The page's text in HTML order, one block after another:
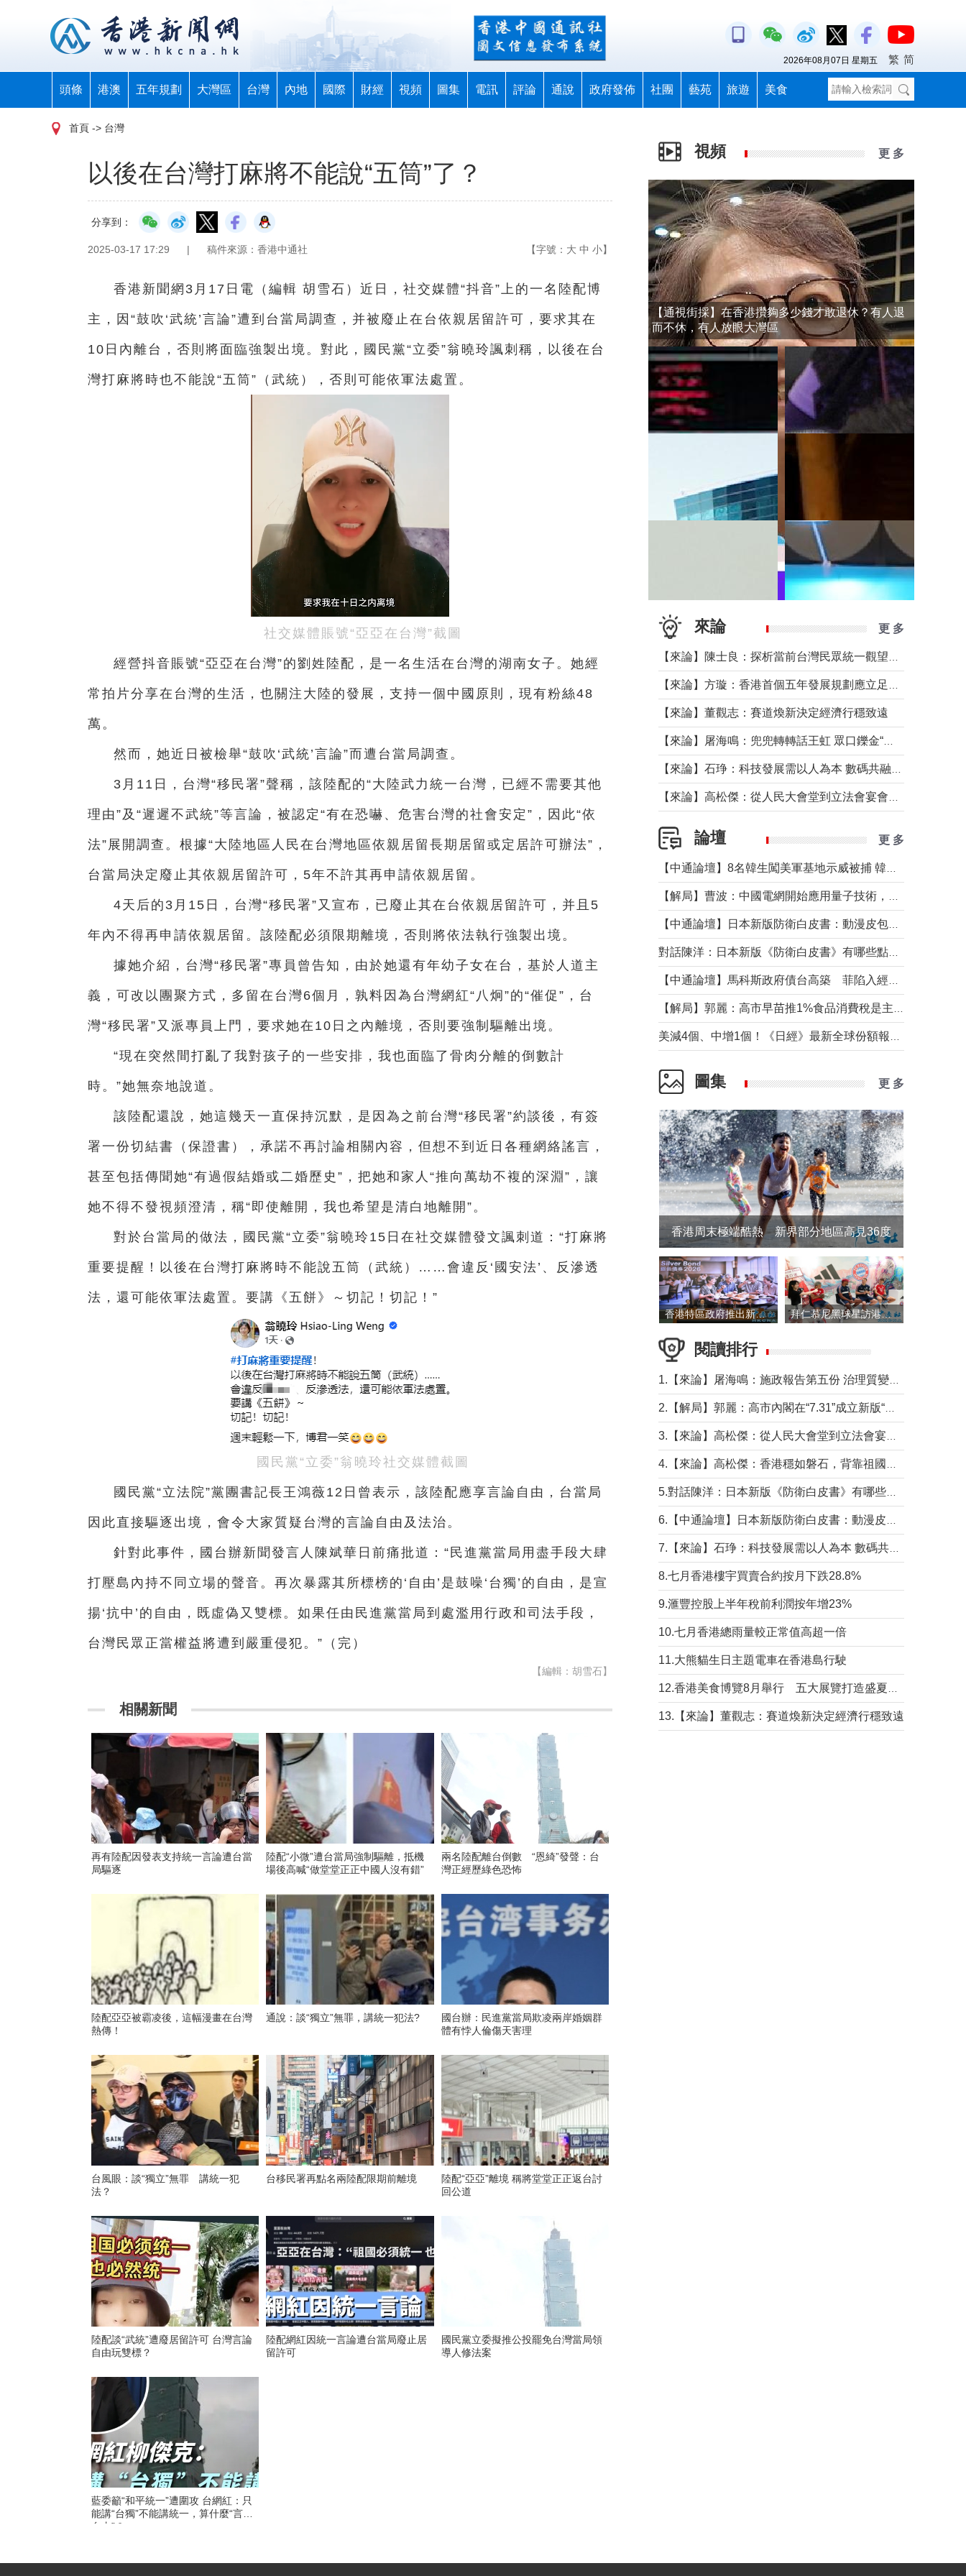
頭條 港澳 五年規劃 大灣區 台灣 內地 國際 財經 視頻 圖集 電訊 評論 通說 政府發佈 社團 藝苑 旅遊 美食
2026年08月07日 星期五 繁 简
首頁 -> 台灣
以後在台灣打麻將不能說“五筒”了？
分享到：
2025-03-17 17:29 | 稿件來源：香港中通社 【字號： 大 中 小】
香港新聞網3月17日電（編輯 胡雪石）近日，社交媒體“抖音”上的一名陸配博
主，因“鼓吹‘武統’言論”遭到台當局調查，并被廢止在台依親居留許可，要求其在
10日內離台，否則將面臨強製出境。對此，國民黨“立委”翁曉玲諷刺稱，以後在台
灣打麻將時也不能說“五筒”（武統），否則可能依軍法處置。
社交媒體賬號“亞亞在台灣”截圖
經營抖音賬號“亞亞在台灣”的劉姓陸配，是一名生活在台灣的湖南女子。她經
常拍片分享在台灣的生活，也關注大陸的發展，支持一個中國原則，現有粉絲48
萬。
然而，她近日被檢舉“鼓吹‘武統’言論”而遭台當局調查。
3月11日，台灣“移民署”聲稱，該陸配的“大陸武力統一台灣，已經不需要其他
理由”及“遲遲不武統”等言論，被認定“有在恐嚇、危害台灣的社會安定”，因此“依
法”展開調查。根據“大陸地區人民在台灣地區依親居留長期居留或定居許可辦法”，
台當局決定廢止其依親居留許可，5年不許其再申請依親居留。
4天后的3月15日，台灣“移民署”又宣布，已廢止其在台依親居留許可，并且5
年內不得再申請依親居留。該陸配必須限期離境，否則將依法執行強製出境。
據她介紹，台灣“移民署”專員曾告知，由於她還有年幼子女在台，基於人道主
義，可改以團聚方式，多留在台灣6個月，孰料因為台灣網紅“八炯”的“催促”，台
灣“移民署”又派專員上門，要求她在10日之內離境，否則要強制驅離出境。
“現在突然間打亂了我對孩子的一些安排，我也面臨了骨肉分離的倒數計
時。”她無奈地說道。
該陸配還說，她這幾天一直保持沉默，是因為之前台灣“移民署”約談後，有簽
署一份切結書（保證書），承諾不再討論相關內容，但想不到近日各種網絡謠言，
甚至包括傳聞她“有過假結婚或二婚歷史”，把她和家人“推向萬劫不複的深淵”，讓
她不得不發視頻澄清，稱“即使離開，我也希望是清白地離開”。
對於台當局的做法，國民黨“立委”翁曉玲15日在社交媒體發文諷刺道：“打麻將
重要提醒！以後在台灣打麻將時不能說五筒（武統）……會違反‘國安法’、反滲透
法，還可能依軍法處置。要講《五餅》～切記！切記！”
國民黨“立委”翁曉玲社交媒體截圖
國民黨“立法院”黨團書記長王鴻薇12日曾表示，該陸配應享言論自由，台當局
因此直接驅逐出境，會令大家質疑台灣的言論自由及法治。
針對此事件，國台辦新聞發言人陳斌華日前痛批道：“民進黨當局用盡手段大肆
打壓島內持不同立場的聲音。再次暴露其所標榜的‘自由’是鼓噪‘台獨’的自由，是宣
揚‘抗中’的自由，既虛偽又雙標。如果任由民進黨當局到處濫用行政和司法手段，
台灣民眾正當權益將遭到嚴重侵犯。”（完）
【編輯：胡雪石】
相關新聞
再有陸配因發表支持統一言論遭台當
局驅逐
陸配“小微”遭台當局強制驅離，抵機
場後高喊“做堂堂正正中國人沒有錯”
兩名陸配離台倒數 “恩綺”發聲：台
灣正經歷綠色恐怖
陸配亞亞被霸凌後，這幅漫畫在台灣
熱傳！
通說：談“獨立”無罪，講統一犯法?
國台辦：民進黨當局欺凌兩岸婚姻群
體有悖人倫傷天害理
台風眼：談“獨立”無罪 講統一犯
法？
台移民署再點名兩陸配限期前離境
陸配“亞亞”離境 稱將堂堂正正返台討
回公道
陸配談“武統”遭廢居留許可 台灣言論
自由玩雙標？
陸配網紅因統一言論遭台當局廢止居
留許可
國民黨立委擬推公投罷免台灣當局領
導人修法案
藍委籲“和平統一”遭圍攻 台網紅：只
能講“台獨”不能講統一，算什麼“言論
自由”？
視頻 更 多
【通視街採】在香港攢夠多少錢才敢退休？有人退
而不休，有人放眼大灣區
來論 更 多
【來論】董觀志：賽道煥新決定經濟行穩致遠
論壇 更 多
圖集 更 多
香港周末極端酷熱 新界部分地區高見36度
香港特區政府推出新一批銀色債券 每手1萬元保底息4.25厘 拜仁慕尼黑球星訪港 與球迷近距離互動
閱讀排行
8.七月香港樓宇買賣合約按月下跌28.8%
9.滙豐控股上半年稅前利潤按年增23%
10.七月香港總雨量較正常值高超一倍
11.大熊貓生日主題電車在香港島行駛
13.【來論】董觀志：賽道煥新決定經濟行穩致遠